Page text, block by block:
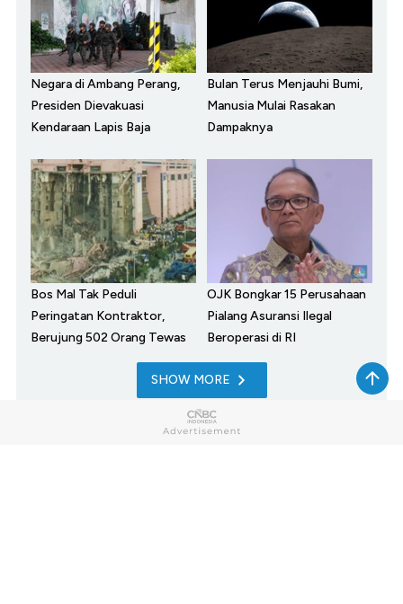
Negara di Ambang Perang,
Presiden Dievakuasi
Kendaraan Lapis Baja
Bulan Terus Menjauhi Bumi,
Manusia Mulai Rasakan
Dampaknya
Bos Mal Tak Peduli
Peringatan Kontraktor,
Berujung 502 Orang Tewas
OJK Bongkar 15 Perusahaan
Pialang Asuransi Ilegal
Beroperasi di RI
SHOW MORE